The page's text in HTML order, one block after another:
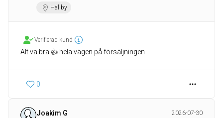
Hällby
Verifierad kund
Alt va bra 👍 hela vägen på försäljningen
0
Joakim G
2026-07-30